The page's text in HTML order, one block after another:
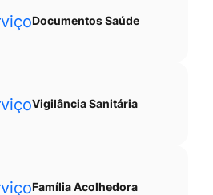
Documentos Saúde
Vigilância Sanitária
Família Acolhedora